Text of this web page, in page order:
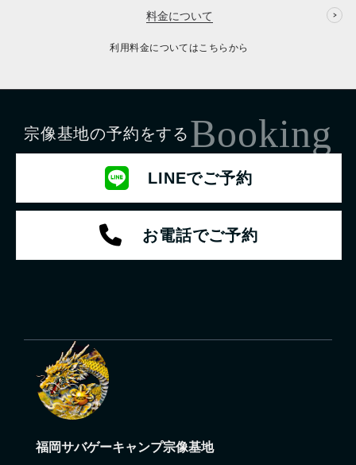
料金について
利用料金についてはこちらから
Booking
宗像基地の予約をする
LINEでご予約
お電話でご予約
福岡サバゲーキャンプ宗像基地